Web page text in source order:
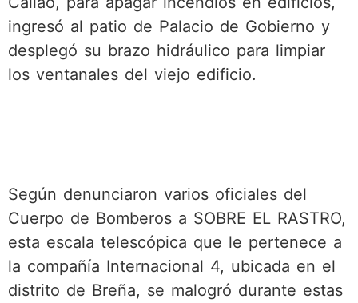
ingresó al patio de Palacio de Gobierno y
desplegó su brazo hidráulico para limpiar
los ventanales del viejo edificio.
Según denunciaron varios oficiales del
Cuerpo de Bomberos a SOBRE EL RASTRO,
esta escala telescópica que le pertenece a
la compañía Internacional 4, ubicada en el
distrito de Breña, se malogró durante estas